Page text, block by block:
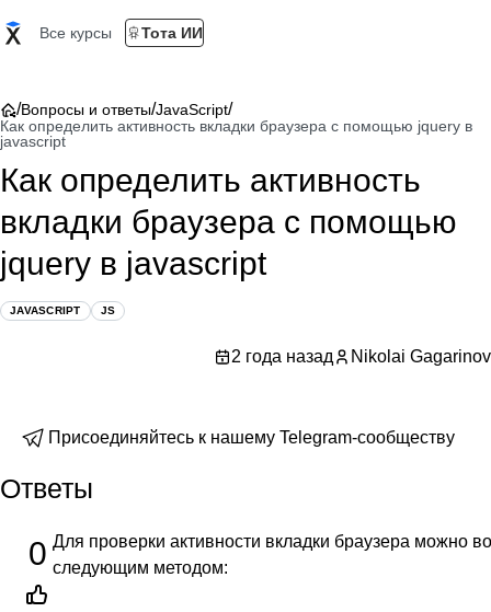
Все курсы Тота ИИ
/Вопросы и ответы/JavaScript/
Как определить активность вкладки браузера с помощью jquery в
javascript
Как определить активность
вкладки браузера с помощью
jquery в javascript
JAVASCRIPT JS
2 года назад Nikolai Gagarinov
Присоединяйтесь к нашему Telegram-сообществу
Ответы
0 Для проверки активности вкладки браузера можно
следующим методом: